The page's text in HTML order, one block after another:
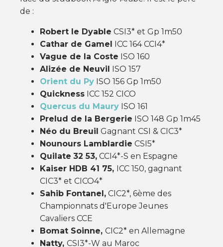
de :
Robert le Dyable CSI3* et Gp 1m50
Cathar de Gamel ICC 164 CCI4*
Vague de la Coste ISO 160
Alizée de Neuvil ISO 157
Orient du Py ISO 156 Gp 1m50
Quickness ICC 152 CICO
Quercus du Maury ISO 161
Prelud de la Bergerie ISO 148 Gp 1m45
Néo du Breuil Gagnant CSI & CIC3*
Nounours Lamblardie CSI5*
Quilate 32 53, CCI4*-S en Espagne
Kaiser HDB 41 75, ICC 150, gagnant
CIC3* et CICO4*
Sahib Fontanel, CIC2*, 6ème des
Championnats d'Europe Jeunes
Cavaliers CCE
Bomat Soinne, CIC2* en Allemagne
Natty, CSI3*-W au Maroc